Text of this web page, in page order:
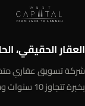
العقار الحقيقي،
شركة تسويق عقاري
بخبرة تتجاوز 10 سنوات وشبكة شراكات مع أكبر المطوّرين.